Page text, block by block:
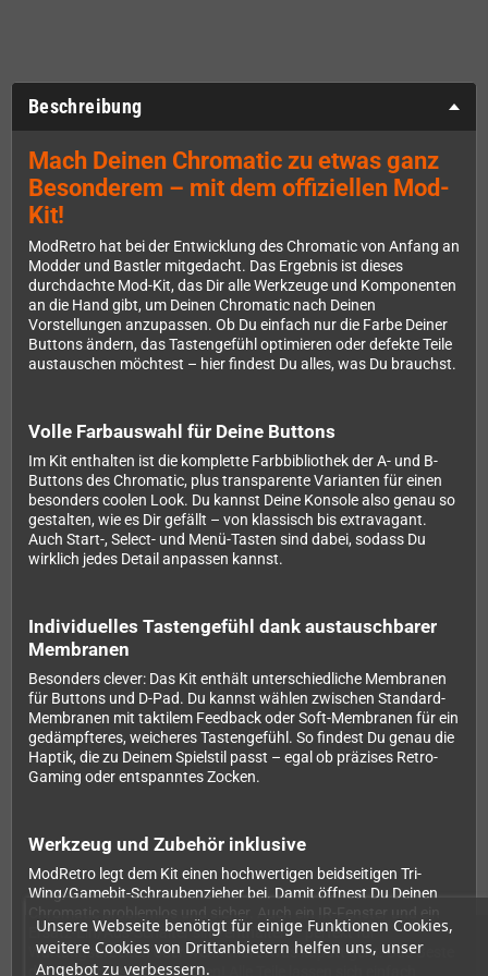
Unsere Webseite benötigt für einige Funktionen Cookies,
weitere Cookies von Drittanbietern helfen uns, unser
Angebot zu verbessern.
Beschreibung
Mach Deinen Chromatic zu etwas ganz
Besonderem – mit dem offiziellen Mod-
Kit!
ModRetro hat bei der Entwicklung des Chromatic von Anfang an
Modder und Bastler mitgedacht. Das Ergebnis ist dieses
durchdachte Mod-Kit, das Dir alle Werkzeuge und Komponenten
an die Hand gibt, um Deinen Chromatic nach Deinen
Vorstellungen anzupassen. Ob Du einfach nur die Farbe Deiner
Buttons ändern, das Tastengefühl optimieren oder defekte Teile
austauschen möchtest – hier findest Du alles, was Du brauchst.
Volle Farbauswahl für Deine Buttons
Im Kit enthalten ist die komplette Farbbibliothek der A- und B-
Buttons des Chromatic, plus transparente Varianten für einen
besonders coolen Look. Du kannst Deine Konsole also genau so
gestalten, wie es Dir gefällt – von klassisch bis extravagant.
Auch Start-, Select- und Menü-Tasten sind dabei, sodass Du
wirklich jedes Detail anpassen kannst.
Individuelles Tastengefühl dank austauschbarer
Membranen
Besonders clever: Das Kit enthält unterschiedliche Membranen
für Buttons und D-Pad. Du kannst wählen zwischen Standard-
Membranen mit taktilem Feedback oder Soft-Membranen für ein
gedämpfteres, weicheres Tastengefühl. So findest Du genau die
Haptik, die zu Deinem Spielstil passt – egal ob präzises Retro-
Gaming oder entspanntes Zocken.
Werkzeug und Zubehör inklusive
ModRetro legt dem Kit einen hochwertigen beidseitigen Tri-
Wing/Gamebit-Schraubenzieher bei. Damit öffnest Du Deinen
Ersatz-Ein/Aus-Schalter sind enthalten – perfekt für
Wartungsarbeiten oder wenn mal etwas kaputt geht. Das Beste
daran: Du musst nichts löten! Alle Teile lassen sich einfach